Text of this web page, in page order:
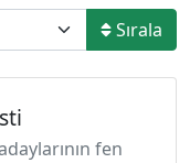
Sırala
fen